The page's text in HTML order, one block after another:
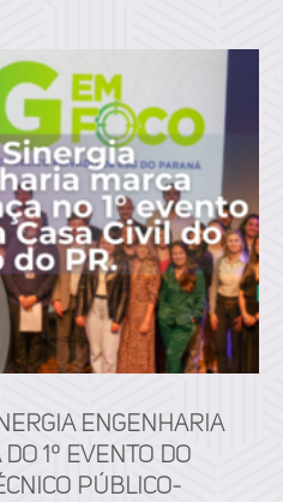
Engenharia
1º Evento do
Público-